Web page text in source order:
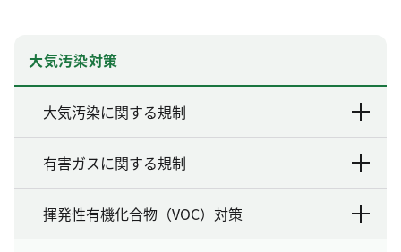
大気汚染対策
大気汚染に関する規制
有害ガスに関する規制
揮発性有機化合物（VOC）対策